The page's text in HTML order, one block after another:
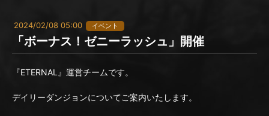
2024/02/08 05:00 イベント
「ボーナス！ゼニーラッシュ」開催
『ETERNAL』運営チームです。
デイリーダンジョンについてご案内いたします。